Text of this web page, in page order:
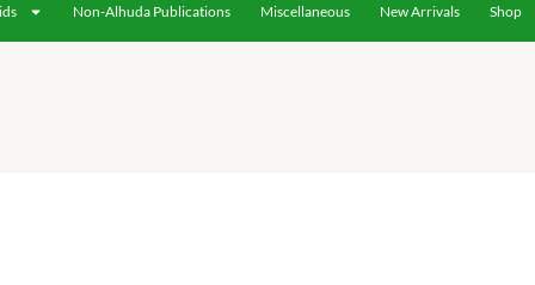
Non-Alhuda Publications Miscellaneous New Arrivals Shop